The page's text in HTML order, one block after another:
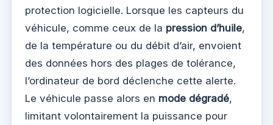
protection logicielle. Lorsque les capteurs du
véhicule, comme ceux de la pression d’huile,
de la température ou du débit d’air, envoient
des données hors des plages de tolérance,
l’ordinateur de bord déclenche cette alerte.
Le véhicule passe alors en mode dégradé,
limitant volontairement la puissance pour